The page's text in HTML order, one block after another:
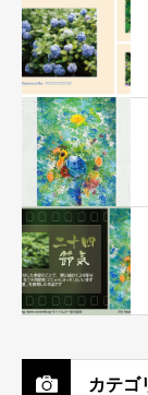
カテゴ